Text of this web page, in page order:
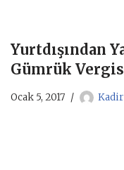
Yurtdışından
Gümrük
Ocak 5, 2017 Kadir